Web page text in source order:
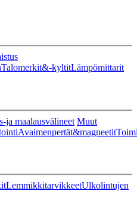
Talomerkit&-kyltitLämpömittarit
ja maalausvälineet Muut
Avaimenpertät&magneetit
LemmikkitarvikkeetUlkolintujen